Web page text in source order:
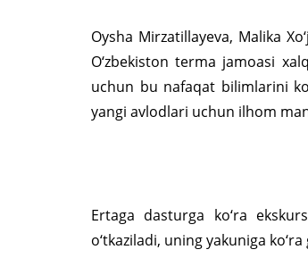
Oysha Mirzatillayeva, Malika
O‘zbekiston terma jamoasi
uchun bu nafaqat bilimlarini
yangi avlodlari uchun ilhom
Ertaga dasturga ko‘ra
o‘tkaziladi, uning yakuniga